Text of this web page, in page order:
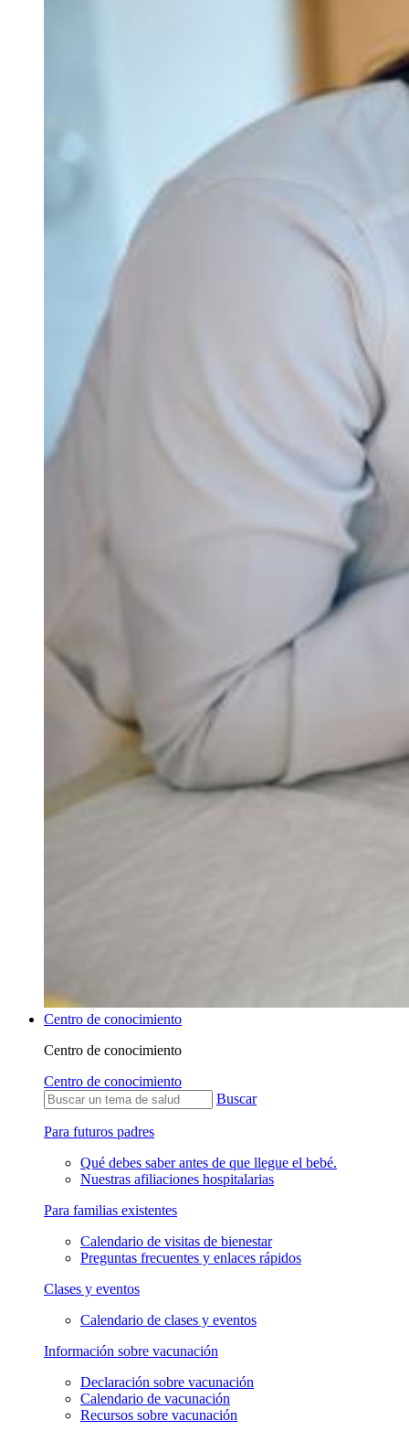
Centro de conocimiento
Centro de conocimiento
Centro de conocimiento
Buscar
Para futuros padres
Qué debes saber antes de que llegue el bebé.
Nuestras afiliaciones hospitalarias
Para familias existentes
Calendario de visitas de bienestar
Preguntas frecuentes y enlaces rápidos
Clases y eventos
Calendario de clases y eventos
Información sobre vacunación
Declaración sobre vacunación
Calendario de vacunación
Recursos sobre vacunación